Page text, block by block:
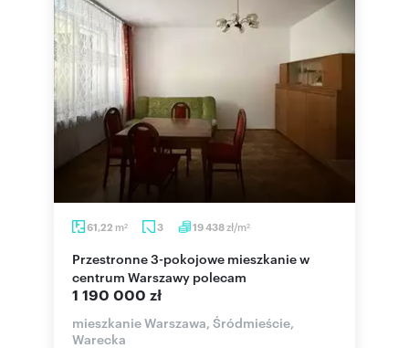
61,22 m2 3 19 438zł/m2
Przestronne 3-pokojowe mieszkanie w
centrum Warszawy polecam
1 190 000 zł
mieszkanie Warszawa, Śródmieście,
Warecka